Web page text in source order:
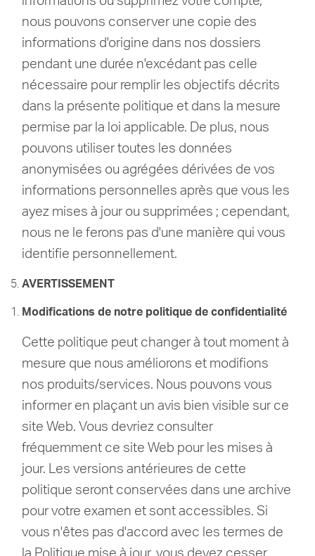
nous pouvons conserver une copie des
informations d'origine dans nos dossiers
pendant une durée n'excédant pas celle
nécessaire pour remplir les objectifs décrits
dans la présente politique et dans la mesure
permise par la loi applicable. De plus, nous
pouvons utiliser toutes les données
anonymisées ou agrégées dérivées de vos
informations personnelles après que vous les
ayez mises à jour ou supprimées ; cependant,
nous ne le ferons pas d'une manière qui vous
identifie personnellement.
AVERTISSEMENT
Modifications de notre politique de confidentialité
Cette politique peut changer à tout moment à
mesure que nous améliorons et modifions
nos produits/services. Nous pouvons vous
informer en plaçant un avis bien visible sur ce
site Web.Vous devriez consulter
fréquemment ce site Web pour les mises à
jour. Les versions antérieures de cette
politique seront conservées dans une archive
pour votre examen et sont accessibles. Si
vous n'êtes pas d'accord avec les termes de
la Politique mise à jour, vous devez cesser